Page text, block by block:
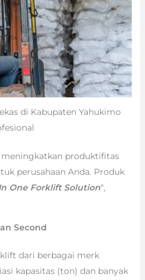
di Kabupaten Yahukimo
produktifitas
perusahaan Anda. Produk
One Forklift Solution“,
Second
dari berbagai merk
kapasitas (ton) dan banyak